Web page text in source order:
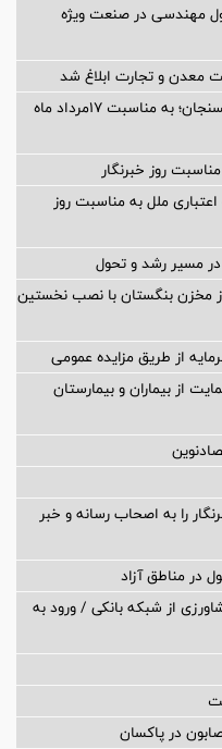
مهندسی در صنعت ویژه
معدن و تجارت ابلاغ شد
پیام تبریک مدیر عامل منطقه ویژه رفسنجان؛ به مناسبت ۱۷مرداد ماه
روز خبرنگار
ملل به مناسبت روز
در مسیر رشد و تحول
مخزن بنگستان با نصب نخستین
از طریق مزایده عمومی
از بیماران و بیمارستان
را به اصحاب رسانه و خبر
از شبکه بانکی / ورود به
در پاكسان